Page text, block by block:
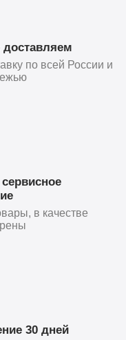
доставляем
по всей России и
в качестве
30 дней